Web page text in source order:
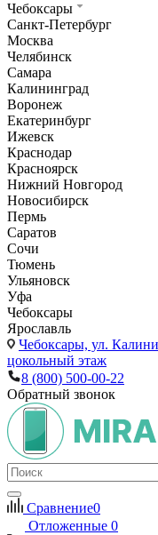
Чебоксары
Санкт-Петербург
Москва
Челябинск
Самара
Калининград
Воронеж
Екатеринбург
Ижевск
Краснодар
Красноярск
Нижний Новгород
Новосибирск
Пермь
Саратов
Сочи
Тюмень
Ульяновск
Уфа
Чебоксары
Ярославль
Чебоксары, ул.
цокольный этаж
8 (800) 500-00-22
Обратный звонок
Сравнение0
Отложенные 0